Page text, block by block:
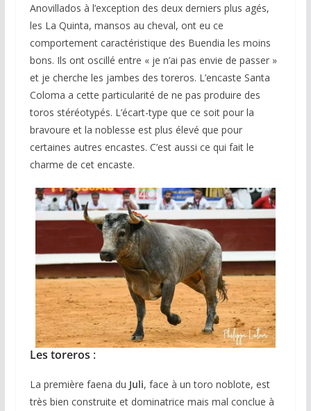
Anovillados à l’exception des deux derniers plus agés,
les La Quinta, mansos au cheval, ont eu ce
comportement caractéristique des Buendia les moins
bons. Ils ont oscillé entre « je n’ai pas envie de passer »
et je cherche les jambes des toreros. L’encaste Santa
Coloma a cette particularité de ne pas produire des
toros stéréotypés. L’écart-type que ce soit pour la
bravoure et la noblesse est plus élevé que pour
certaines autres encastes. C’est aussi ce qui fait le
charme de cet encaste.
Les toreros :
La première faena du Juli, face à un toro noblote, est
très bien construite et dominatrice mais mal conclue à